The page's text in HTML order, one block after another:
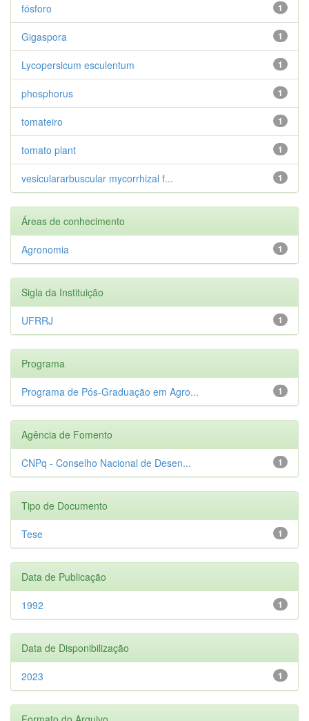
1
fósforo
1
Gigaspora
1
Lycopersicum esculentum
1
phosphorus
1
tomateiro
1
tomato plant
1
vesiculararbuscular mycorrhizal f...
Áreas de conhecimento
1
Agronomia
Sigla da Instituição
1
UFRRJ
Programa
1
Programa de Pós-Graduação em Agro...
Agência de Fomento
1
CNPq - Conselho Nacional de Desen...
Tipo de Documento
1
Tese
Data de Publicação
1
1992
Data de Disponibilização
1
2023